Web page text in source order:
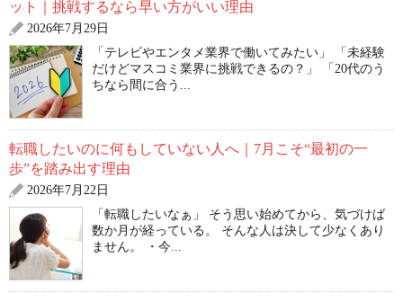
ット｜挑戦するなら早い方がいい理由
2026年7月29日
「テレビやエンタメ業界で働いてみたい」 「未経験
だけどマスコミ業界に挑戦できるの？」 「20代のう
ちなら間に合う...
転職したいのに何もしていない人へ｜7月こそ“最初の一
歩”を踏み出す理由
2026年7月22日
「転職したいなぁ」 そう思い始めてから、気づけば
数か月が経っている。 そんな人は決して少なくあり
ません。 ・今...